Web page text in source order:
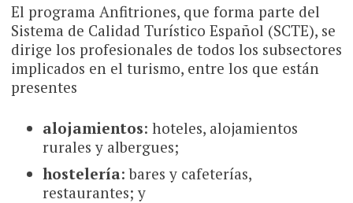
El programa Anfitriones, que forma parte del
Sistema de Calidad Turístico Español (SCTE), se
dirige los profesionales de todos los subsectores
implicados en el turismo, entre los que están
presentes
alojamientos: hoteles, alojamientos
rurales y albergues;
hostelería: bares y cafeterías,
restaurantes; y